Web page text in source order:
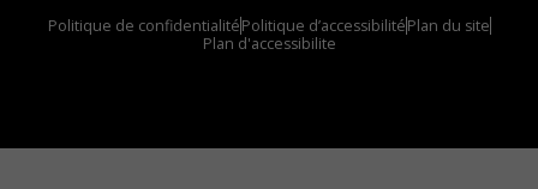
Politique de confidentialitéPolitique d’accessibilitéPlan du site
Plan d'accessibilite